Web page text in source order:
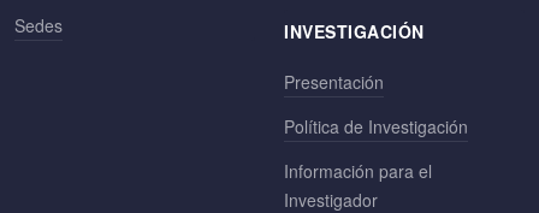
Sedes
INVESTIGACIÓN
Presentación
Política de Investigación
Información para el
Investigador